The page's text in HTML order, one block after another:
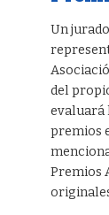
Un
del
evaluará
premios
Premios